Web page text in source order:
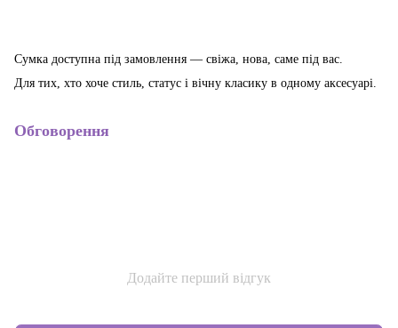
Сумка доступна під замовлення — свіжа, нова, саме під вас.
Для тих, хто хоче стиль, статус і вічну класику в одному аксесуарі.
Обговорення
Додайте перший відгук